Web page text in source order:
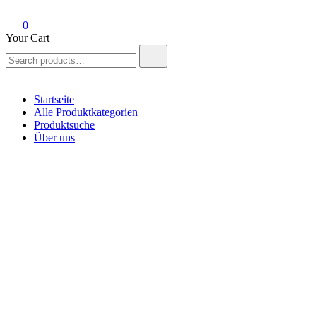
0
Your Cart
for:
Startseite
Alle Produktkategorien
Produktsuche
Über uns